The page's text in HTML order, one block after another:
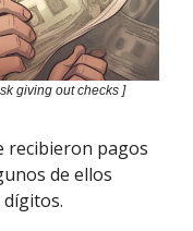
giving out checks ]
recibieron pagos
de ellos
dígitos.